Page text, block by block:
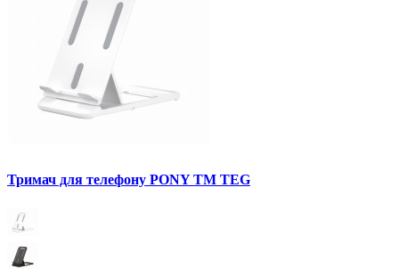
Тримач для телефону PONY TM TEG